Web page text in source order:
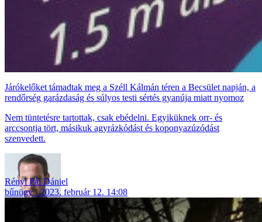
Járókelőket támadtak meg a Széll Kálmán téren a Becsület napján, a
rendőrség garázdaság és súlyos testi sértés gyanúja miatt nyomoz
Nem tüntetésre tartottak, csak ebédelni. Egyiküknek orr- és
arccsontja tört, másikuk agyrázkódást és koponyazúzódást
szenvedett.
Rényi Pál Dániel
bűnügy
2023. február 12. 14:08